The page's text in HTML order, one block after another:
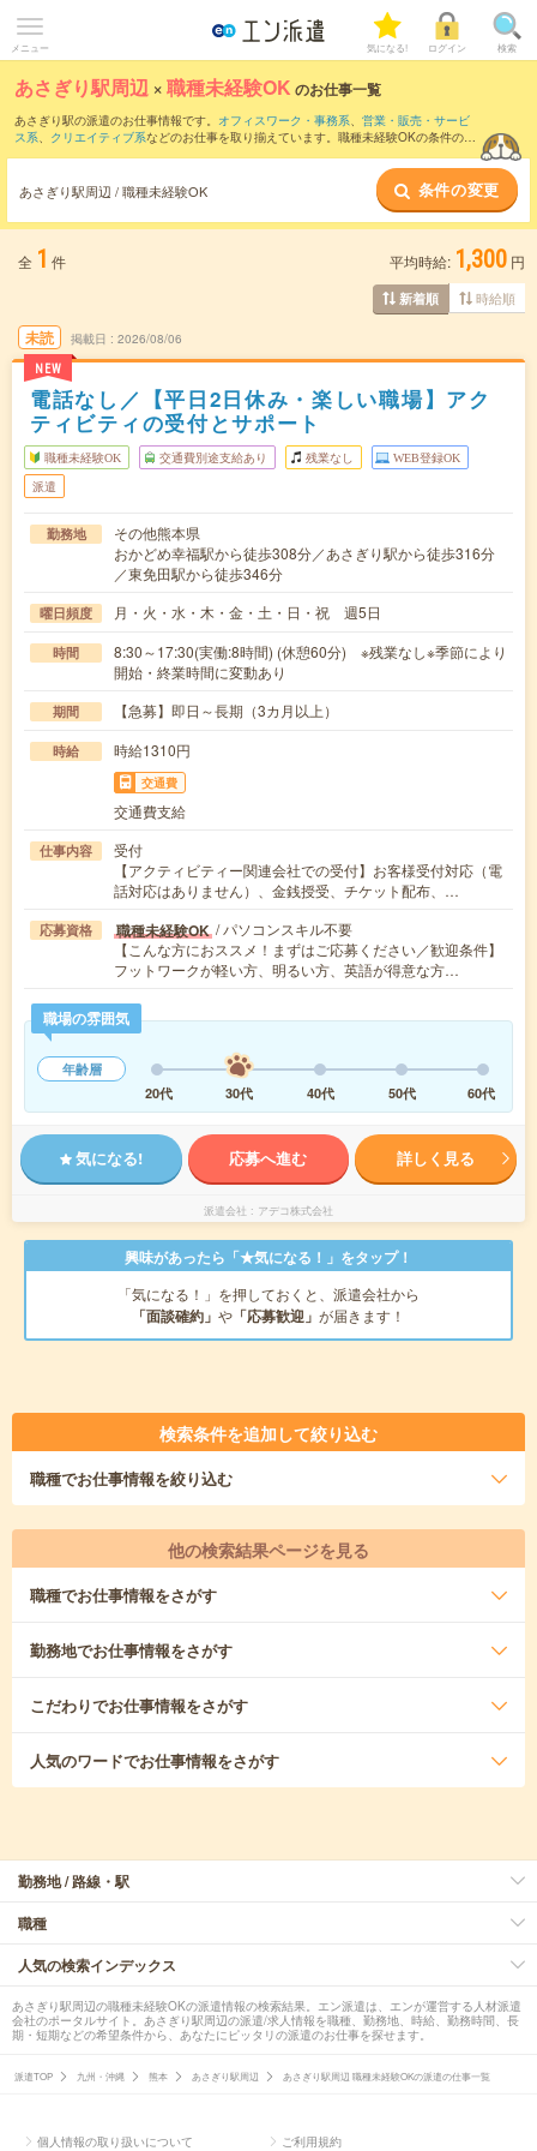
メニュー 気になる! ログイン 検索
あさぎり駅周辺 ×職種未経験OK のお仕事一覧
あさぎり駅の派遣のお仕事情報です。 オフィスワーク・事務系、 営業・販売・サービ
ス系、 クリエイティブ系などのお仕事を取り揃えています。職種未経験OKの条件の他
あさぎり駅周辺 / 職種未経験OK 条件の変更
全 1 件 平均時給: 1,300 円
新着順 時給順
未読
NEW
掲載日 2026/08/06
電話なし／【平日2日休み・楽しい職場】アク
ティビティの受付とサポート
職種未経験OK 交通費別途支給あり 残業なし WEB登録OK
派遣
勤務地
その他熊本県
おかどめ幸福駅から徒歩308分／あさぎり駅から徒歩316分
／東免田駅から徒歩346分
曜日頻度 月・火・水・木・金・土・日・祝 週5日
時間
8:30～17:30(実働:8時間) (休憩60分) ※残業なし※季節により
開始・終業時間に変動あり
期間 【急募】即日～長期（3カ月以上）
時給 時給1310円
交通費
交通費支給
仕事内容
受付
【アクティビティー関連会社での受付】お客様受付対応（電
話対応はありません）、金銭授受、チケット配布、…
応募資格 職種未経験OK / パソコンスキル不要
【こんな方におススメ！まずはご応募ください／歓迎条件】
フットワークが軽い方、明るい方、英語が得意な方…
職場の雰囲気
年齢層
20代
30代 40代 50代 60代
気になる! 応募へ進む 詳しく見る
派遣会社 アデコ株式会社
興味があったら「★気になる！」をタップ！
「気になる！」を押しておくと、派遣会社から
「面談確約」 や 「応募歓迎」 が届きます！
検索条件を追加して絞り込む
職種でお仕事情報を絞り込む
他の検索結果ページを見る
職種でお仕事情報をさがす
勤務地でお仕事情報をさがす
こだわりでお仕事情報をさがす
人気のワードでお仕事情報をさがす
勤務地 / 路線・駅
職種
人気の検索インデックス
あさぎり駅周辺の職種未経験OKの派遣情報の検索結果。エン派遣は、エンが運営する人材派遣
会社のポータルサイト。あさぎり駅周辺の派遣/求人情報を職種、勤務地、時給、勤務時間、長
期・短期などの希望条件から、あなたにピッタリの派遣のお仕事を探せます。
派遣TOP 九州・沖縄 熊本 あさぎり駅周辺 あさぎり駅周辺 職種未経験OKの派遣の仕事一覧
個人情報の取り扱いについて ご利用規約